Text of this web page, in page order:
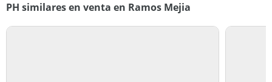
PH similares en venta en Ramos Mejia